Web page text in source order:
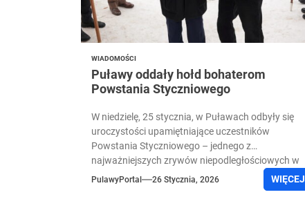
WIADOMOŚCI
Puławy oddały hołd bohaterom
Powstania Styczniowego
W niedzielę, 25 stycznia, w Puławach odbyły się
uroczystości upamiętniające uczestników
Powstania Styczniowego – jednego z
najważniejszych zrywów niepodległościowych w
historii Polski. Obchody miały podniosły...
PulawyPortal 26 Stycznia, 2026 WIĘCEJ